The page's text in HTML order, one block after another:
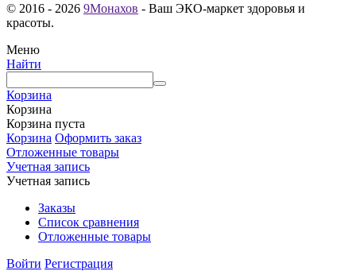
© 2016 - 2026 9Монахов - Ваш ЭКО-маркет здоровья и
красоты.
Меню
Найти
Корзина
Корзина
Корзина пуста
Корзина Оформить заказ
Отложенные товары
Учетная запись
Учетная запись
Заказы
Список сравнения
Отложенные товары
Войти Регистрация